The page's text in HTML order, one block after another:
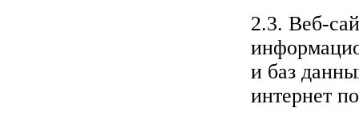
2.3. Веб-
и баз
интернет